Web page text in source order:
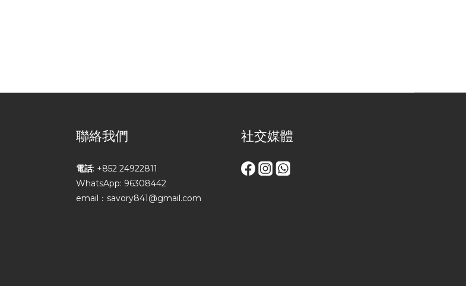
聯絡我們
電話: +852 24922811
WhatsApp: 96308442
email：savory841@gmail.com
社交媒體